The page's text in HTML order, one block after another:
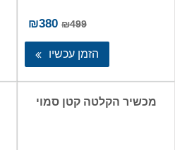
₪499
המחיר
המקורי
היה:
₪499.
₪380
הנוכחי
₪380.
הזמן עכשיו
מכשיר הקלטה קטן סמוי